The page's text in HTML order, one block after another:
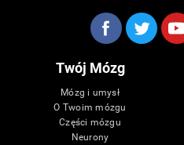
Twój Mózg
Mózg i umysł
O Twoim mózgu
Części mózgu
Neurony